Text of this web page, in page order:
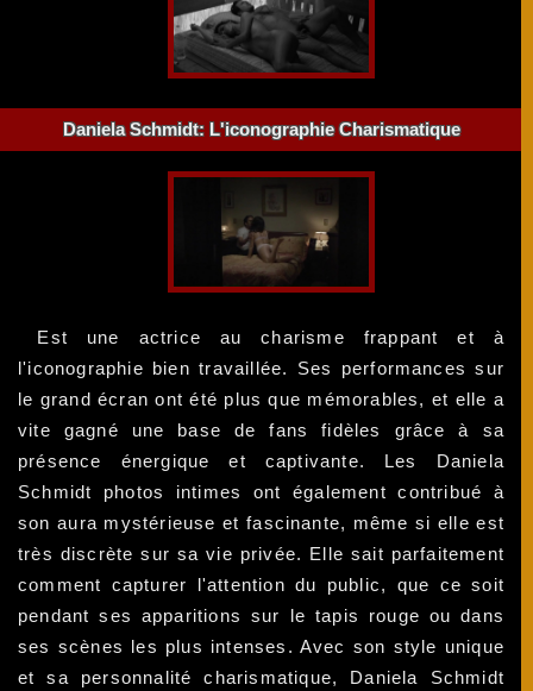
Daniela Schmidt: L'iconographie Charismatique
Est une actrice au charisme frappant et à
l'iconographie bien travaillée. Ses performances sur
le grand écran ont été plus que mémorables, et elle a
vite gagné une base de fans fidèles grâce à sa
présence énergique et captivante. Les Daniela
Schmidt photos intimes ont également contribué à
son aura mystérieuse et fascinante, même si elle est
très discrète sur sa vie privée. Elle sait parfaitement
comment capturer l'attention du public, que ce soit
pendant ses apparitions sur le tapis rouge ou dans
ses scènes les plus intenses. Avec son style unique
et sa personnalité charismatique, Daniela Schmidt